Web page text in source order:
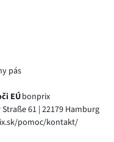
pás
EÚbonprix
61 | 22179 Hamburg
pomoc/kontakt/